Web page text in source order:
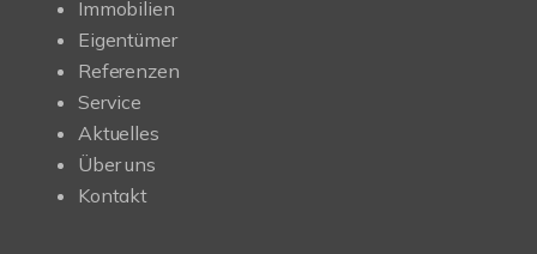
Immobilien
Eigentümer
Referenzen
Service
Aktuelles
Über uns
Kontakt